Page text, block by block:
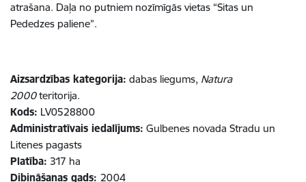
atrašana. Daļa no putniem nozīmīgās vietas “Sitas un
Pededzes paliene”.
Aizsardzības kategorija: dabas liegums, Natura
2000teritorija.
Kods: LV0528800
Administratīvais iedalījums: Gulbenes novada Stradu un
Litenes pagasts
Platība: 317 ha
Dibināšanas gads: 2004